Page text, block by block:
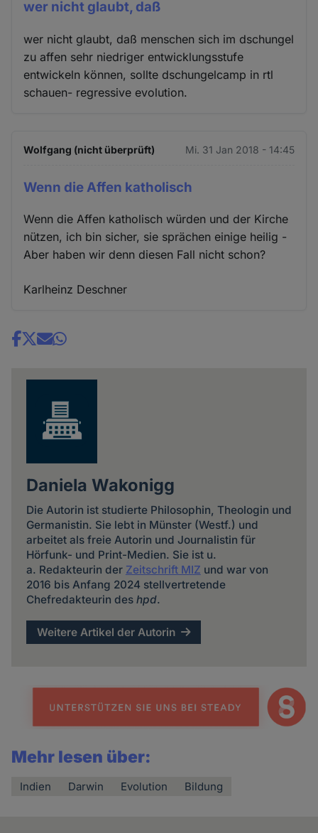
wer nicht glaubt, daß
wer nicht glaubt, daß menschen sich im dschungel
zu affen sehr niedriger entwicklungsstufe
entwickeln können, sollte dschungelcamp in rtl
schauen- regressive evolution.
Wolfgang (nicht überprüft) Mi. 31 Jan 2018 - 14:45
Wenn die Affen katholisch
Wenn die Affen katholisch würden und der Kirche
nützen, ich bin sicher, sie sprächen einige heilig -
Aber haben wir denn diesen Fall nicht schon?
Karlheinz Deschner
Share
Daniela Wakonigg
Die Autorin ist studierte Philosophin, Theologin und
Germanistin. Sie lebt in Münster (Westf.) und
arbeitet als freie Autorin und Journalistin für
Hörfunk- und Print-Medien. Sie ist u.
a. Redakteurin der Zeitschrift MIZ und war von
2016 bis Anfang 2024 stellvertretende
Chefredakteurin des hpd.
Weitere Artikel der Autorin
Mehr lesen über:
Indien Darwin Evolution Bildung